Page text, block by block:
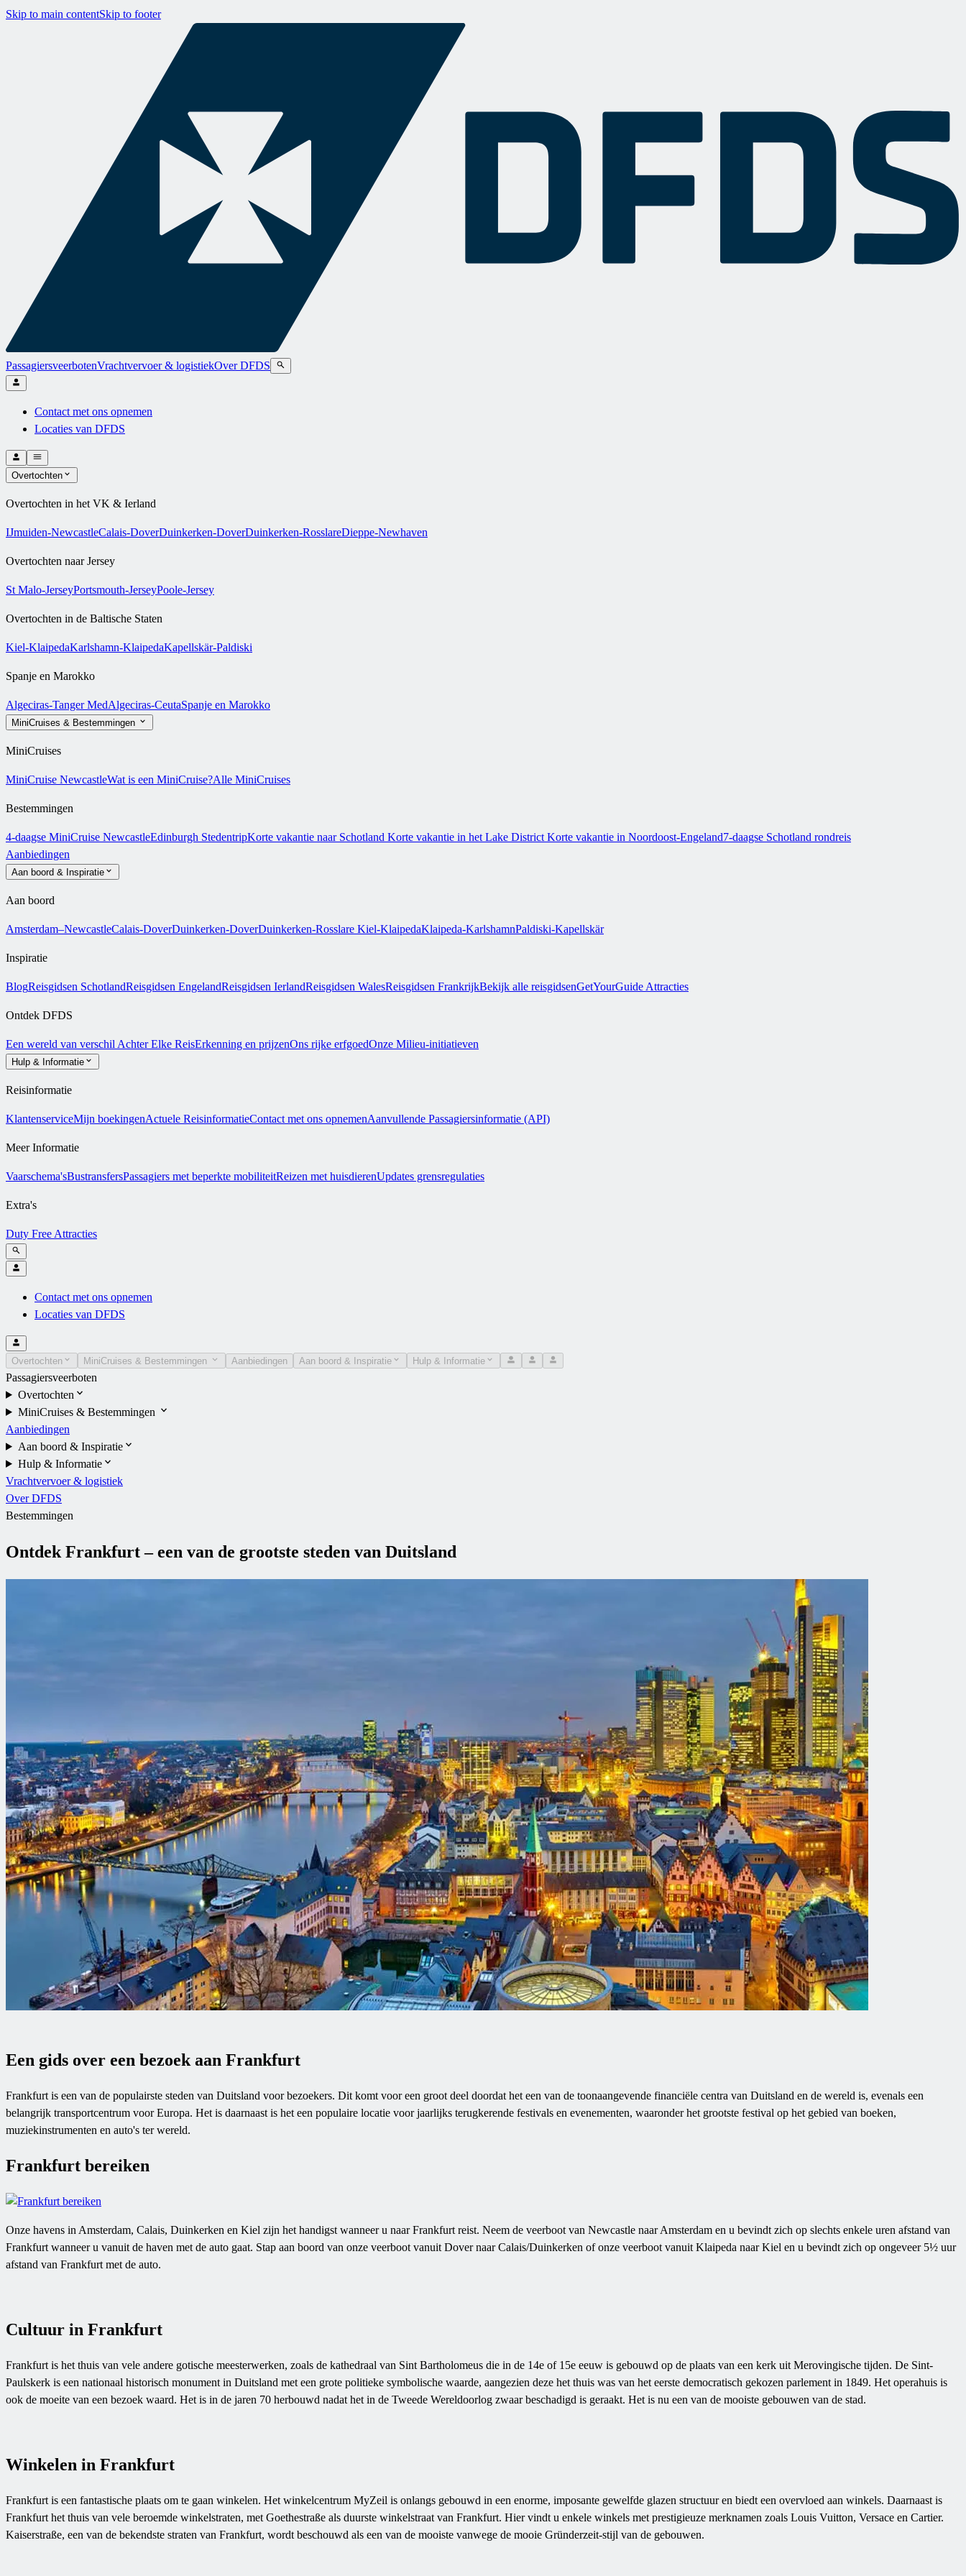
Skip to main contentSkip to footer
PassagiersveerbotenVrachtvervoer & logistiekOver DFDS
Contact met ons opnemen
Locaties van DFDS
Overtochten
Overtochten in het VK & Ierland
IJmuiden-NewcastleCalais-DoverDuinkerken-DoverDuinkerken-RosslareDieppe-Newhaven
Overtochten naar Jersey
St Malo-JerseyPortsmouth-JerseyPoole-Jersey
Overtochten in de Baltische Staten
Kiel-KlaipedaKarlshamn-KlaipedaKapellskär-Paldiski
Spanje en Marokko
Algeciras-Tanger MedAlgeciras-CeutaSpanje en Marokko
MiniCruises & Bestemmingen
MiniCruises
MiniCruise NewcastleWat is een MiniCruise?Alle MiniCruises
Bestemmingen
4-daagse MiniCruise NewcastleEdinburgh StedentripKorte vakantie naar Schotland Korte vakantie in het Lake District Korte vakantie in Noordoost-Engeland7-daagse Schotland rondreis
Aanbiedingen
Aan boord & Inspiratie
Aan boord
Amsterdam–NewcastleCalais-DoverDuinkerken-DoverDuinkerken-Rosslare Kiel-KlaipedaKlaipeda-KarlshamnPaldiski-Kapellskär
Inspiratie
BlogReisgidsen SchotlandReisgidsen EngelandReisgidsen IerlandReisgidsen WalesReisgidsen FrankrijkBekijk alle reisgidsenGetYourGuide Attracties
Ontdek DFDS
Een wereld van verschil Achter Elke ReisErkenning en prijzenOns rijke erfgoedOnze Milieu-initiatieven
Hulp & Informatie
Reisinformatie
KlantenserviceMijn boekingenActuele ReisinformatieContact met ons opnemenAanvullende Passagiersinformatie (API)
Meer Informatie
Vaarschema'sBustransfersPassagiers met beperkte mobiliteitReizen met huisdierenUpdates grensregulaties
Extra's
Duty Free Attracties
Contact met ons opnemen
Locaties van DFDS
Overtochten MiniCruises & Bestemmingen Aanbiedingen Aan boord & Inspiratie Hulp & Informatie
Passagiersveerboten
Overtochten
MiniCruises & Bestemmingen
Aanbiedingen
Aan boord & Inspiratie
Hulp & Informatie
Vrachtvervoer & logistiek
Over DFDS
Bestemmingen
Ontdek Frankfurt – een van de grootste steden van Duitsland
Een gids over een bezoek aan Frankfurt
Frankfurt is een van de populairste steden van Duitsland voor bezoekers. Dit komt voor een groot deel doordat het een van de toonaangevende financiële centra van Duitsland en de wereld is, evenals een
belangrijk transportcentrum voor Europa. Het is daarnaast is het een populaire locatie voor jaarlijks terugkerende festivals en evenementen, waaronder het grootste festival op het gebied van boeken,
muziekinstrumenten en auto's ter wereld.
Frankfurt bereiken
Onze havens in Amsterdam, Calais, Duinkerken en Kiel zijn het handigst wanneer u naar Frankfurt reist. Neem de veerboot van Newcastle naar Amsterdam en u bevindt zich op slechts enkele uren afstand van
Frankfurt wanneer u vanuit de haven met de auto gaat. Stap aan boord van onze veerboot vanuit Dover naar Calais/Duinkerken of onze veerboot vanuit Klaipeda naar Kiel en u bevindt zich op ongeveer 5½ uur
afstand van Frankfurt met de auto.
Cultuur in Frankfurt
Frankfurt is het thuis van vele andere gotische meesterwerken, zoals de kathedraal van Sint Bartholomeus die in de 14e of 15e eeuw is gebouwd op de plaats van een kerk uit Merovingische tijden. De Sint-
Paulskerk is een nationaal historisch monument in Duitsland met een grote politieke symbolische waarde, aangezien deze het thuis was van het eerste democratisch gekozen parlement in 1849. Het operahuis is
ook de moeite van een bezoek waard. Het is in de jaren 70 herbouwd nadat het in de Tweede Wereldoorlog zwaar beschadigd is geraakt. Het is nu een van de mooiste gebouwen van de stad.
Winkelen in Frankfurt
Frankfurt is een fantastische plaats om te gaan winkelen. Het winkelcentrum MyZeil is onlangs gebouwd in een enorme, imposante gewelfde glazen structuur en biedt een overvloed aan winkels. Daarnaast is
Frankfurt het thuis van vele beroemde winkelstraten, met Goethestraße als duurste winkelstraat van Frankfurt. Hier vindt u enkele winkels met prestigieuze merknamen zoals Louis Vuitton, Versace en Cartier.
Kaiserstraße, een van de bekendste straten van Frankfurt, wordt beschouwd als een van de mooiste vanwege de mooie Gründerzeit-stijl van de gebouwen.